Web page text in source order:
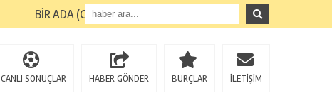
BİR ADA (GİRESUN ADASI) TURUNUN ARDINDAN
CANLI SONUÇLAR HABER GÖNDER BURÇLAR İLETİŞİM